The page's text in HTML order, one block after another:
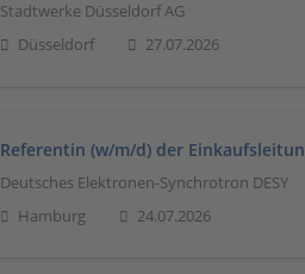
Stadtwerke Düsseldorf AG
Düsseldorf
27.07.2026
Referentin (w/m/d) der
Deutsches Elektronen-Synchrotron DESY
Hamburg
24.07.2026